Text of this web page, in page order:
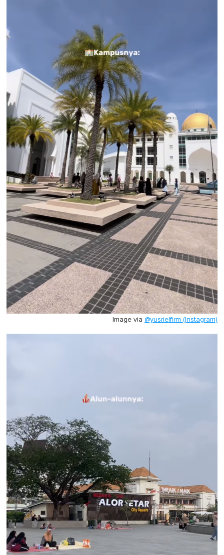
Image via @yusrielfirm (Instagram)